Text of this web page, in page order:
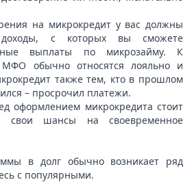
на микрокредит у вас должны
с которых вы сможете
выплаты по микрозайму. К
МФО обычно относятся лояльно и
также тем, кто в прошлом
– просрочил платежи.
оформлением микрокредита стоит
свои шансы на своевременное
в долг обычно возникает ряд
с популярными.